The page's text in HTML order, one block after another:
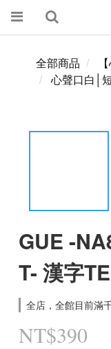
全部商品
心聲口白│
GUE -
T- 漢字
全店，全館目前滿
NT$390